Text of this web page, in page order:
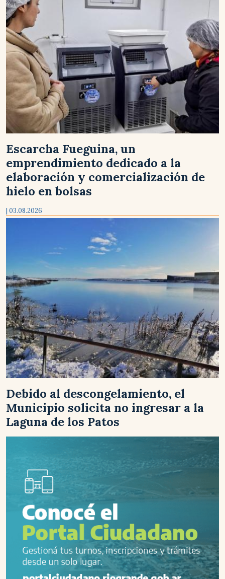
Escarcha Fueguina, un
emprendimiento dedicado a la
elaboración y comercialización de
hielo en bolsas
| 03.08.2026
Debido al descongelamiento, el
Municipio solicita no ingresar a la
Laguna de los Patos